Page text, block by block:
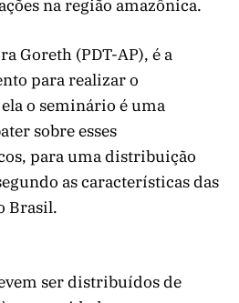
na região amazônica.
Goreth (PDT-AP), é a
para realizar o
o seminário é uma
sobre esses
para uma distribuição
as características das
Brasil.
ser distribuídos de